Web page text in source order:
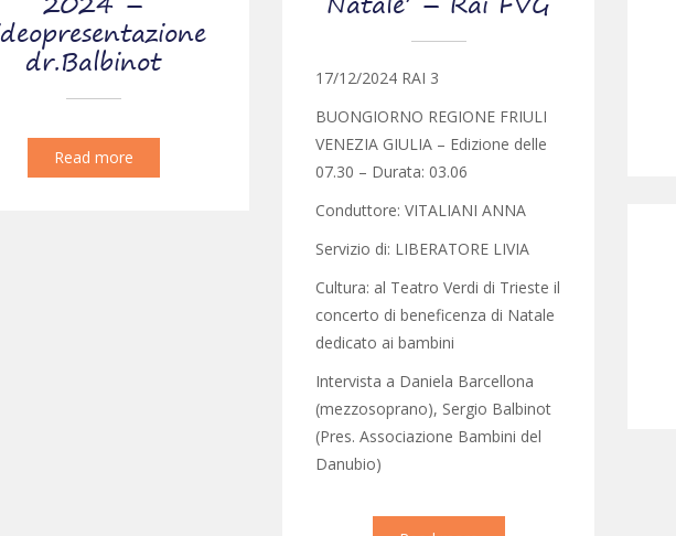
dr.Balbinot
Read more
17/12/2024 RAI 3
BUONGIORNO REGIONE FRIULI
VENEZIA GIULIA – Edizione delle
07.30 – Durata: 03.06
Conduttore: VITALIANI ANNA
Servizio di: LIBERATORE LIVIA
Cultura: al Teatro Verdi di Trieste il
concerto di beneficenza di Natale
dedicato ai bambini
Intervista a Daniela Barcellona
(mezzosoprano), Sergio Balbinot
(Pres. Associazione Bambini del
Danubio)